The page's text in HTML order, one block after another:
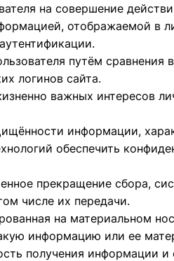
на совершение
отображаемой в
путём
логинов сайта.
важных интересов
информации,
обеспечить
прекращение сбора,
числе их передачи.
на материальном
информацию или ее
получения информации и